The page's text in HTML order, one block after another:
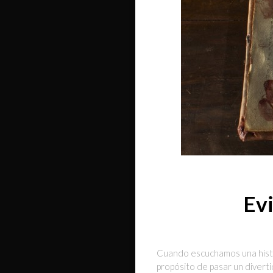
Cuando escuchamos una
propósito de pasar un